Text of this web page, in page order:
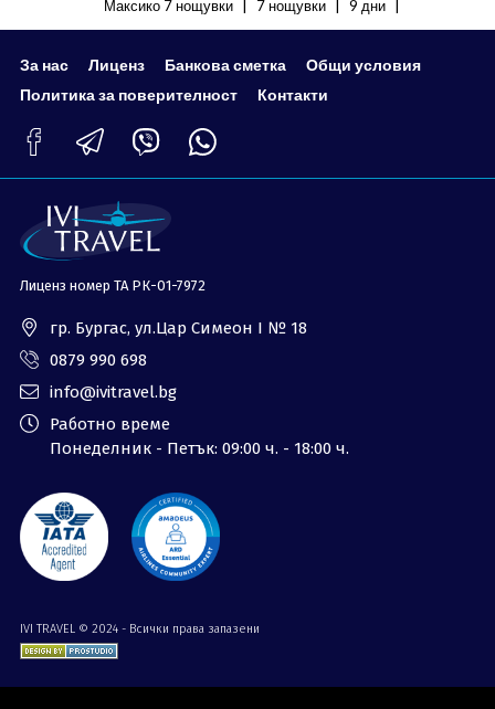
Максико 7 нощувки | 7 нощувки | 9 дни |
За нас Лиценз Банкова сметка
Общи условия
Политика за поверителност
Контакти
Лиценз номер ТА РК-01-7972
гр. Бургас, ул.Цар Симеон I № 18
0879 990 698
info@ivitravel.bg
Работно време
Понеделник - Петък: 09:00 ч. - 18:00 ч.
IVI TRAVEL © 2024 - Всички права запазени